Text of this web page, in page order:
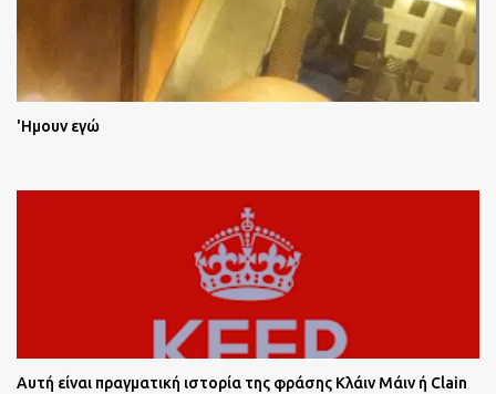
'Ημουν εγώ
Αυτή είναι πραγματική ιστορία της φράσης Κλάιν Μάιν ή Clain